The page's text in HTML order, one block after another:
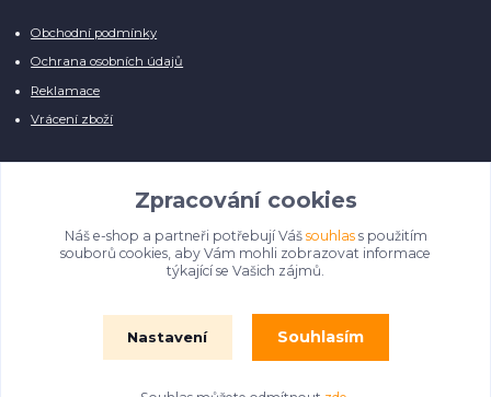
Obchodní podmínky
Ochrana osobních údajů
Reklamace
Vrácení zboží
Manuálně pro Vás kontrolujeme každý produkt, přesto se může stát, že u
několika z nich je vyobrazen pouze obrázek informativního charakteru.
Omlouváme se, na úpravě databáze pilně pracujeme.
Zpracování cookies
Náš e-shop a partneři potřebují Váš souhlass použitím
souborů cookies, aby Vám mohli zobrazovat informace
týkající se Vašich zájmů.
Nastavení Souhlasím